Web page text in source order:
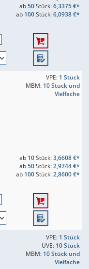
ab50Stück:6,3375 €*
ab 100Stück:6,0938 €*
VPE: 1 Stück
MBM: 10 Stück und
Vielfache
ab 10Stück:3,6608 €*
ab50Stück:2,9744 €*
ab 100Stück:2,8600 €*
VPE: 1 Stück
UVE: 10 Stück
MBM: 10 Stück und
Vielfache